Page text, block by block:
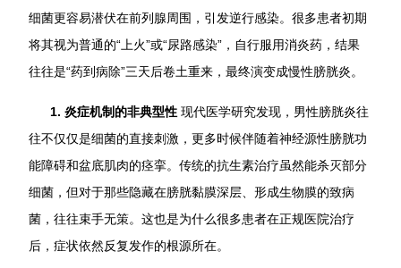
细菌更容易潜伏在前列腺周围，引发逆行感染。很多患者初期
将其视为普通的“上火”或“尿路感染”，自行服用消炎药，结果
往往是“药到病除”三天后卷土重来，最终演变成慢性膀胱炎。
1. 炎症机制的非典型性 现代医学研究发现，男性膀胱炎往
往不仅仅是细菌的直接刺激，更多时候伴随着神经源性膀胱功
能障碍和盆底肌肉的痉挛。传统的抗生素治疗虽然能杀灭部分
细菌，但对于那些隐藏在膀胱黏膜深层、形成生物膜的致病
菌，往往束手无策。这也是为什么很多患者在正规医院治疗
后，症状依然反复发作的根源所在。